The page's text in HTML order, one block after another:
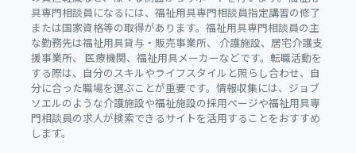
具専門相談員になるには、福祉用具専門相談員指定講習の修了
または国家資格等の取得があります。福祉用具専門相談員の主
な勤務先は福祉用具貸与・販売事業所、 介護施設、居宅介護支
援事業所、 医療機関、福祉用具メーカーなどです。転職活動を
する際は、自分のスキルやライフスタイルと照らし合わせ、自
分に合った職場を選ぶことが重要です。情報収集には、ジョブ
ソエルのような介護施設や福祉施設の採用ページや福祉用具専
門相談員の求人が検索できるサイトを活用することをおすすめ
します。